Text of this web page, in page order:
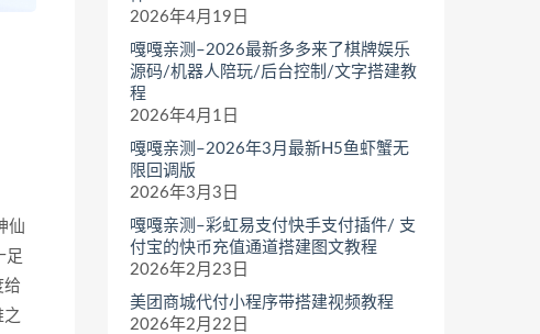
仙
足
给
2026年4月19日
嘎嘎亲测–2026最新多多来了棋牌娱乐
源码/机器人陪玩/后台控制/文字搭建教
程
2026年4月1日
嘎嘎亲测–2026年3月最新H5鱼虾蟹无
限回调版
2026年3月3日
嘎嘎亲测–彩虹易支付快手支付插件/ 支
付宝的快币充值通道搭建图文教程
2026年2月23日
美团商城代付小程序带搭建视频教程
2026年2月22日